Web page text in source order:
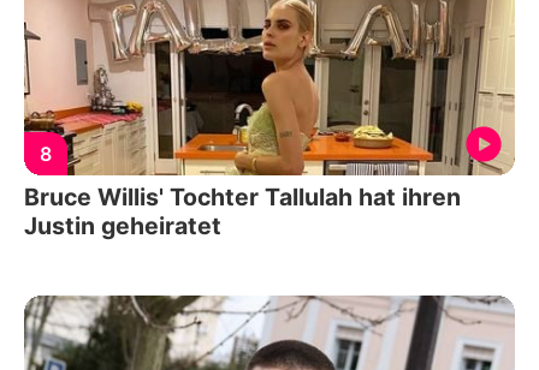
8
Bruce Willis' Tochter Tallulah hat ihren
Justin geheiratet